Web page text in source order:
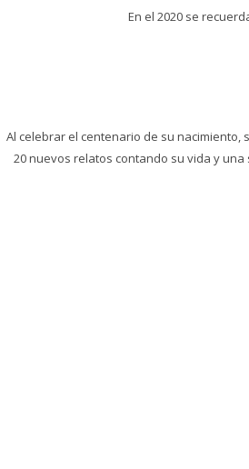
En el 2020 se
Al celebrar el centenario de su nacimiento,
20 nuevos relatos contando su vida y